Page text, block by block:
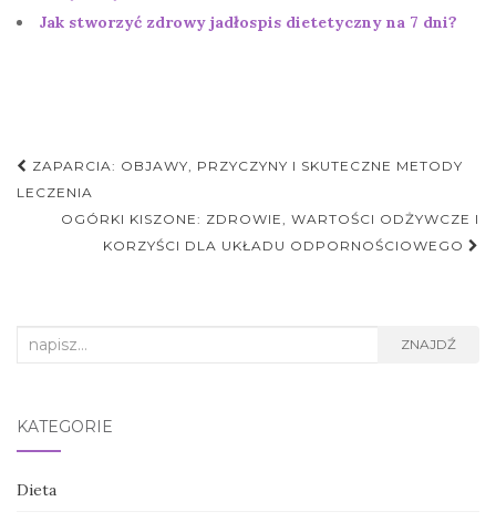
Jak stworzyć zdrowy jadłospis dietetyczny na 7 dni?
Nawigacja
postu
ZAPARCIA: OBJAWY, PRZYCZYNY I SKUTECZNE METODY
LECZENIA
OGÓRKI KISZONE: ZDROWIE, WARTOŚCI ODŻYWCZE I
KORZYŚCI DLA UKŁADU ODPORNOŚCIOWEGO
Search
ZNAJDŹ
KATEGORIE
Dieta